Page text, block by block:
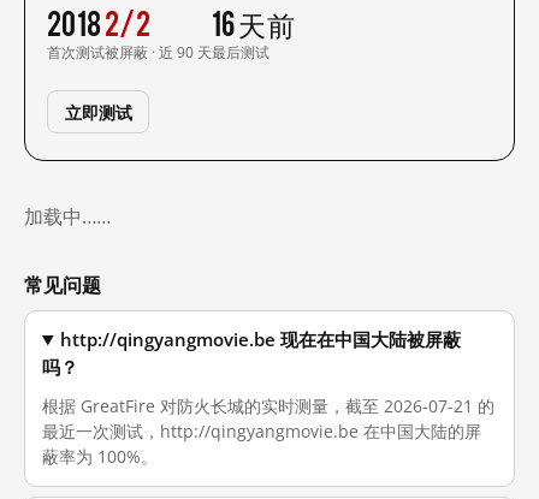
2018
首次测试
2/2
被屏蔽 · 近 90 天
16 天前
最后测试
立即测试
加载中……
常见问题
http://qingyangmovie.be 现在在中国大陆被屏蔽
吗？
根据 GreatFire 对防火长城的实时测量，截至 2026-07-21 的
最近一次测试，http://qingyangmovie.be 在中国大陆的屏
蔽率为 100%。